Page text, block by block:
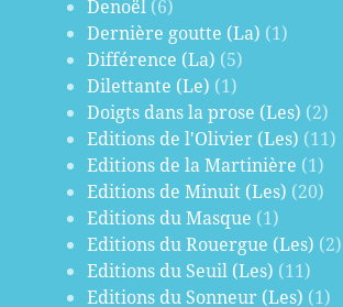
Denoël (6)
Dernière goutte (La) (1)
Différence (La) (5)
Dilettante (Le) (1)
Doigts dans la prose (Les) (2)
Editions de l'Olivier (Les) (11)
Editions de la Martinière (1)
Editions de Minuit (Les) (20)
Editions du Masque (1)
Editions du Rouergue (Les) (2)
Editions du Seuil (Les) (11)
Editions du Sonneur (Les) (1)